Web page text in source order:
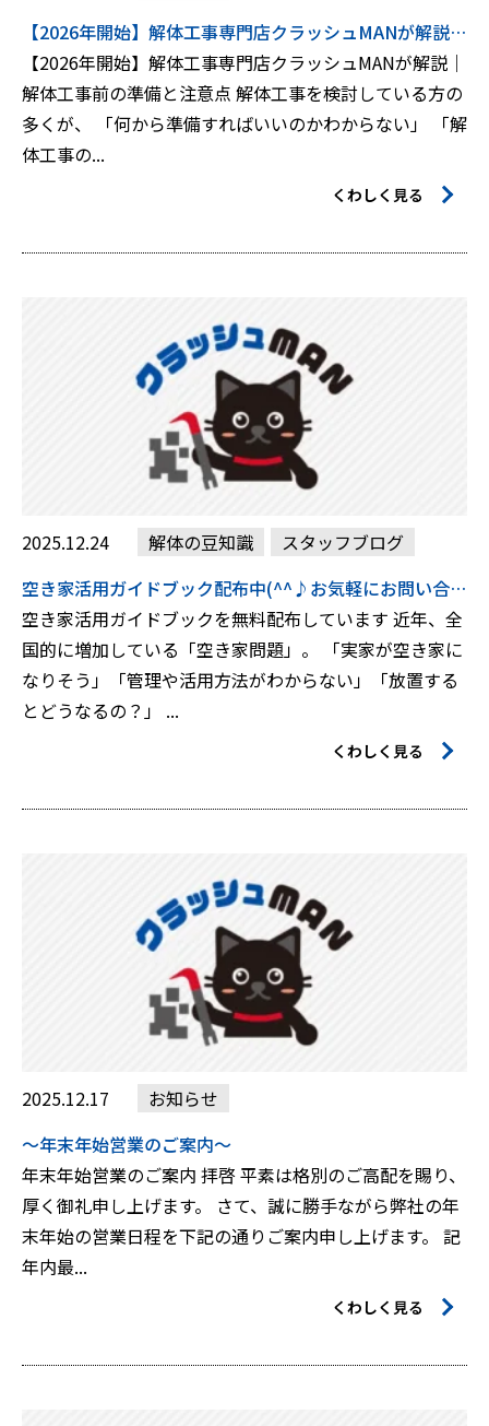
【2026年開始】解体工事専門店クラッシュMANが解説｜解体工事前の準備と注意点
【2026年開始】解体工事専門店クラッシュMANが解説｜
解体工事前の準備と注意点 解体工事を検討している方の
多くが、 「何から準備すればいいのかわからない」 「解
体工事の...
くわしく見る
2025.12.24 解体の豆知識
スタッフブログ
空き家活用ガイドブック配布中(^^♪お気軽にお問い合わせください。
空き家活用ガイドブックを無料配布しています 近年、全
国的に増加している「空き家問題」。 「実家が空き家に
なりそう」「管理や活用方法がわからない」「放置する
とどうなるの？」 ...
くわしく見る
2025.12.17
お知らせ
～年末年始営業のご案内～
年末年始営業のご案内 拝啓 平素は格別のご高配を賜り、
厚く御礼申し上げます。 さて、誠に勝手ながら弊社の年
末年始の営業日程を下記の通りご案内申し上げます。 記
年内最...
くわしく見る